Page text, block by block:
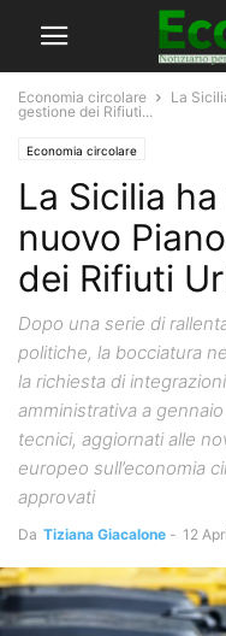
Economia circolare
La
gestione dei Rifiuti...
Economia circolare
La Sicilia
nuovo
dei Rifiuti
Dopo una serie di
politiche, la bocciatura
la richiesta di
amministrativa a
tecnici, aggiornati alle
europeo sull’economia
approvati
Da Tiziana Giacalone - 12